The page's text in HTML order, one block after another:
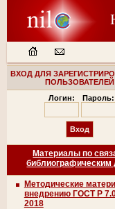
ВХОД ДЛЯ
ПОЛЬЗОВАТЕЛЕЙ
Логин:
Пароль:
Материалы по
Методические
внедрению ГОСТ Р
2018